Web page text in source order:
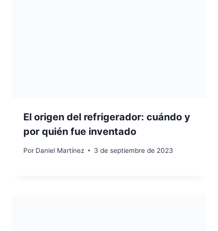
El origen del refrigerador: cuándo y
por quién fue inventado
Por Daniel Martínez 3 de septiembre de 2023